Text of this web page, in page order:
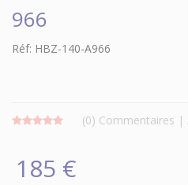
966
Réf: HBZ-140-A966
(0) Commentaires |
185 €